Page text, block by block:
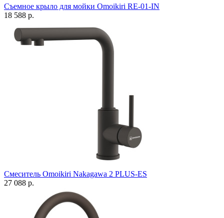
Съемное крыло для мойки Omoikiri RE-01-IN
18 588 р.
Смеситель Omoikiri Nakagawa 2 PLUS-ES
27 088 р.